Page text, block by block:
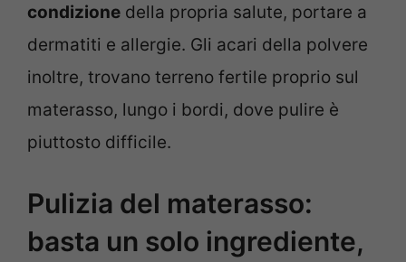
condizione della propria salute, portare a
dermatiti e allergie. Gli acari della polvere
inoltre, trovano terreno fertile proprio sul
materasso, lungo i bordi, dove pulire è
piuttosto difficile.
Pulizia del materasso:
basta un solo ingrediente,